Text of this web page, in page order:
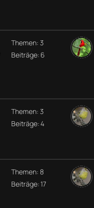
Themen: 3
Beiträge: 6
Themen: 3
Beiträge: 4
Themen: 8
Beiträge: 17